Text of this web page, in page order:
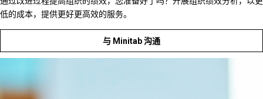
低的成本，提供更好更高效的服务。
与 Minitab 沟通